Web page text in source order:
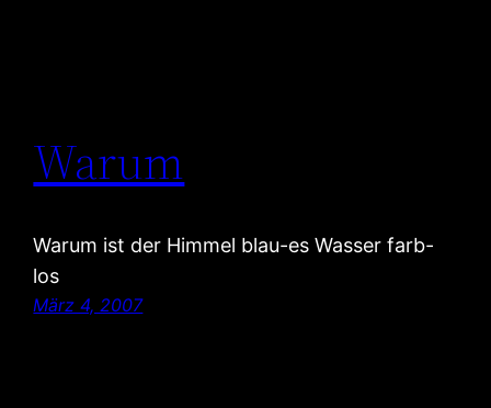
Warum
Warum ist der Himmel blau-es Wasser farb-
los
März 4, 2007